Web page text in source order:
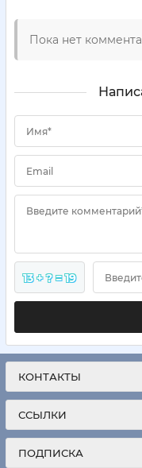
Пока нет
Имя*
Email
Введите
13 + ? = 19
КОНТАКТЫ
ССЫЛКИ
ПОДПИСКА